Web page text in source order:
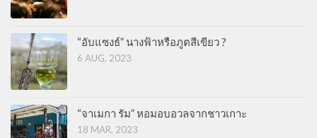
“อับแซงธ์” นางฟ้าหรือภูตสีเขียว ?
6 AUG, 2023
“จาเมกา รัม” หอมอบอวลจากชาวเกาะ
18 MAR, 2023